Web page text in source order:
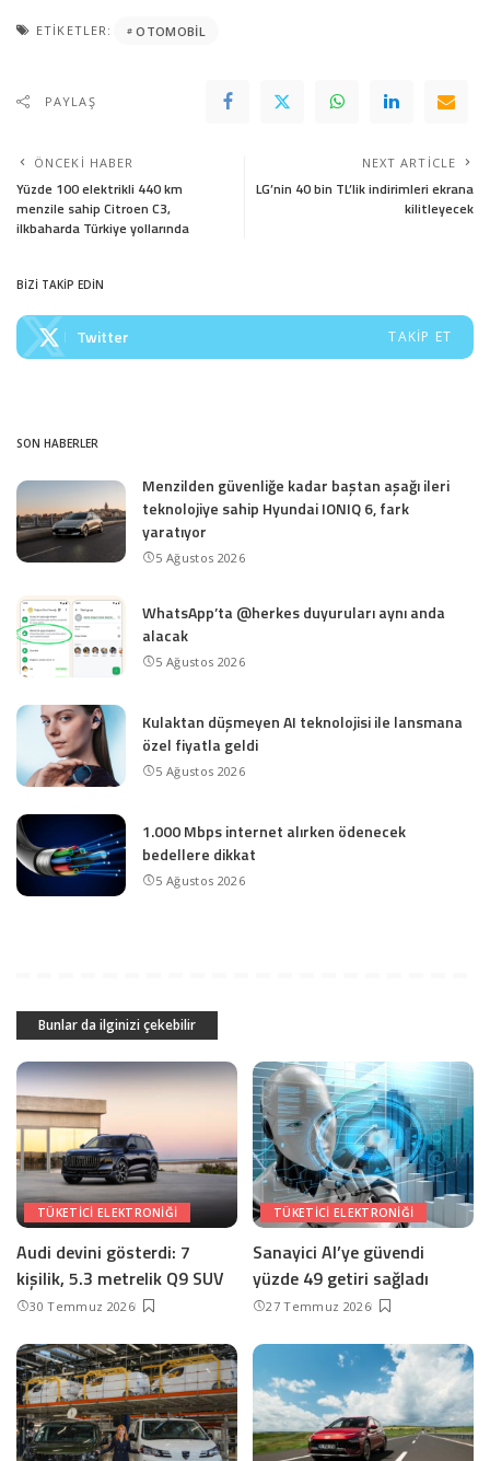
ETIKETLER: OTOMOBIL
PAYLAŞ
ÖNCEKI HABER
Yüzde 100 elektrikli 440 km
menzile sahip Citroen C3,
ilkbaharda Türkiye yollarında
NEXT ARTICLE
LG’nin 40 bin TL’lik indirimleri ekrana
kilitleyecek
BİZİ TAKİP EDİN
Twitter TAKIP ET
SON HABERLER
Menzilden güvenliğe kadar baştan aşağı ileri
teknolojiye sahip Hyundai IONIQ 6, fark
yaratıyor
5 Ağustos 2026
WhatsApp’ta @herkes duyuruları aynı anda
alacak
5 Ağustos 2026
Kulaktan düşmeyen AI teknolojisi ile lansmana
özel fiyatla geldi
5 Ağustos 2026
1.000 Mbps internet alırken ödenecek
bedellere dikkat
5 Ağustos 2026
Bunlar da ilginizi çekebilir
TÜKETICI ELEKTRONIĞI
Audi devini gösterdi: 7
kişilik, 5.3 metrelik Q9 SUV
30 Temmuz 2026
TÜKETICI ELEKTRONIĞI
Sanayici AI’ye güvendi
yüzde 49 getiri sağladı
27 Temmuz 2026